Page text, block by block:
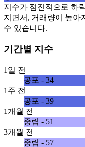
지수가 점진적으로 하
지면서, 거래량이 높아
수 있습니다.
기간별 지수
1일 전
공포 - 34
1주 전
공포 - 39
1개월 전
중립 - 51
3개월 전
중립 - 57